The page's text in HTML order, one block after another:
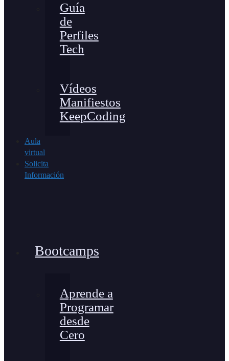
Guía
de
Perfiles
Tech
Vídeos
Manifiestos
KeepCoding
Aula
virtual
Solicita
Información
Bootcamps
Aprende a
Programar
desde
Cero